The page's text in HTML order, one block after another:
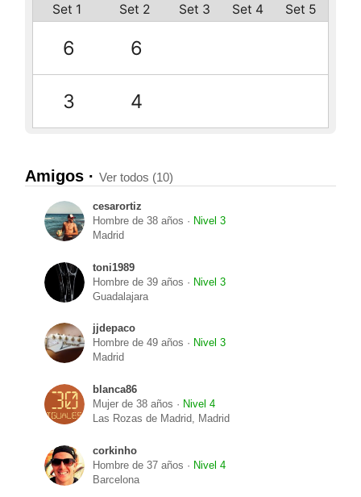
Set 1 Set 2 Set 3 Set 4 Set 5
6 6
3 4
Amigos ·Ver todos (10)
cesarortiz
Hombre de 38 años · Nivel 3
Madrid
toni1989
Hombre de 39 años · Nivel 3
Guadalajara
jjdepaco
Hombre de 49 años · Nivel 3
Madrid
blanca86
Mujer de 38 años · Nivel 4
Las Rozas de Madrid, Madrid
corkinho
Hombre de 37 años · Nivel 4
Barcelona